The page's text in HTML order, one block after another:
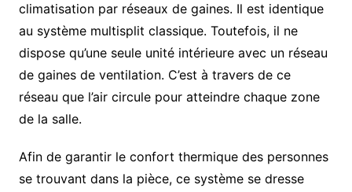
climatisation par réseaux de gaines. Il est identique
au système multisplit classique. Toutefois, il ne
dispose qu’une seule unité intérieure avec un réseau
de gaines de ventilation. C’est à travers de ce
réseau que l’air circule pour atteindre chaque zone
de la salle.
Afin de garantir le confort thermique des personnes
se trouvant dans la pièce, ce système se dresse